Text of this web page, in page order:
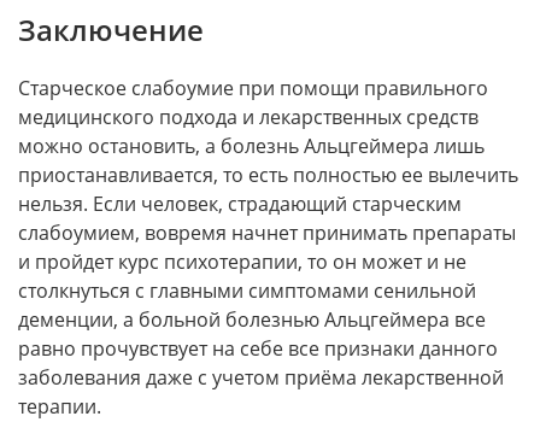
Заключение
Старческое слабоумие при помощи правильного
медицинского подхода и лекарственных средств
можно остановить, а болезнь Альцгеймера лишь
приостанавливается, то есть полностью ее вылечить
нельзя. Если человек, страдающий старческим
слабоумием, вовремя начнет принимать препараты
и пройдет курс психотерапии, то он может и не
столкнуться с главными симптомами сенильной
деменции, а больной болезнью Альцгеймера все
равно прочувствует на себе все признаки данного
заболевания даже с учетом приёма лекарственной
терапии.